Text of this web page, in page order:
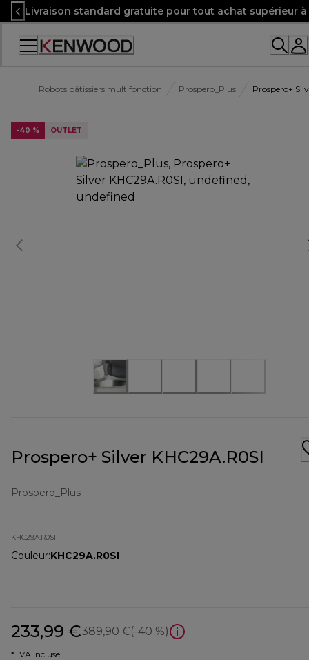
Skip
to
Content
Livraison standard gratuite pour tout achat supérieur
Robots pâtissiers multifonction Prospero_Plus Prospero+
-40 % OUTLET
Prospero+ Silver KHC29A.R0SI
Prospero_Plus
KHC29A.R0SI
Couleur:KHC29A.R0SI
233,99 €389,90 €prix original 389,90 €
(-40 %)
*TVA incluse